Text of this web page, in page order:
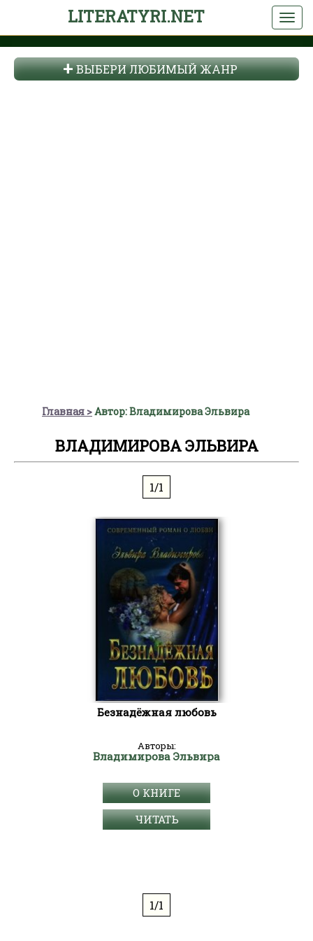
LITERATYRI.NET
ВЫБЕРИ ЛЮБИМЫЙ ЖАНР
Главная Автор: Владимирова Эльвира
ВЛАДИМИРОВА ЭЛЬВИРА
1/1
Безнадёжная любовь
Авторы:
Владимирова Эльвира
О КНИГЕ
ЧИТАТЬ
1/1